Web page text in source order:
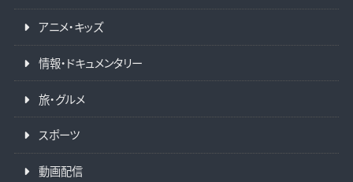
アニメ・キッズ
情報・ドキュメンタリー
旅・グルメ
スポーツ
動画配信